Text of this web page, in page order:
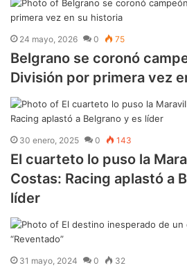
24 mayo, 2026 0 75
Belgrano se coronó
División por primera vez
30 enero, 2025 0 143
El cuarteto lo puso la
Costas: Racing aplastó a
líder
31 mayo, 2024 0 32